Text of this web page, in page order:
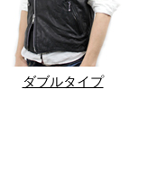
ダブルタイプ